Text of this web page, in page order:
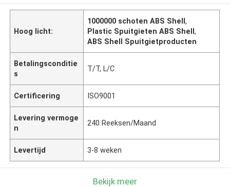
Hoog licht:
1000000 schoten ABS Shell,
Plastic Spuitgieten ABS Shell,
ABS Shell Spuitgietproducten
Betalingsconditie
s
T/T, L/C
Certificering ISO9001
Levering vermoge
n
240 Reeksen/Maand
Levertijd 3-8 weken
Bekijk meer